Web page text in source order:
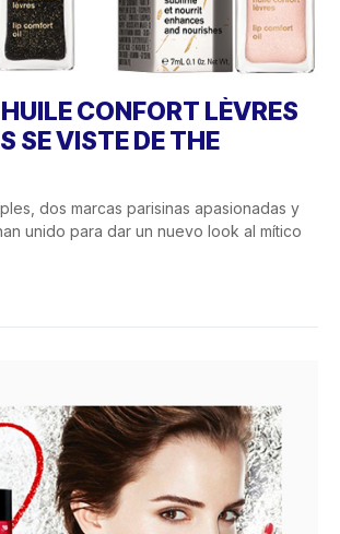
CONFORT LÈVRES
SE VISTE DE THE
dos marcas parisinas apasionadas y
unido para dar un nuevo look al mítico